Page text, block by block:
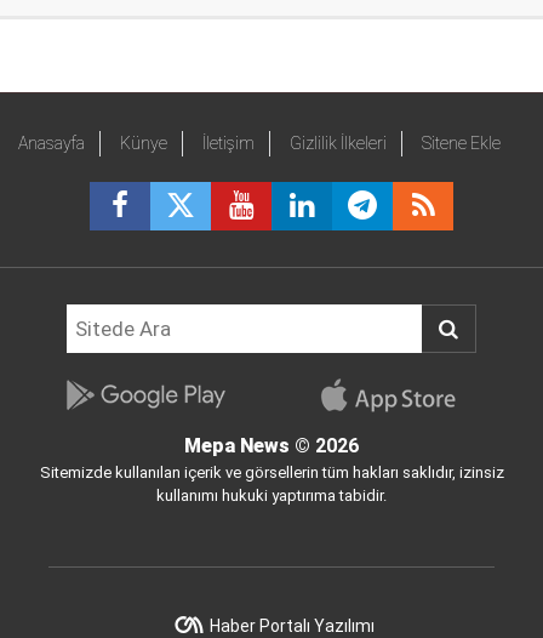
Anasayfa Künye İletişim Gizlilik İlkeleri Sitene Ekle
Mepa News © 2026
Sitemizde kullanılan içerik ve görsellerin tüm hakları saklıdır, izinsiz
kullanımı hukuki yaptırıma tabidir.
Haber Portalı Yazılımı